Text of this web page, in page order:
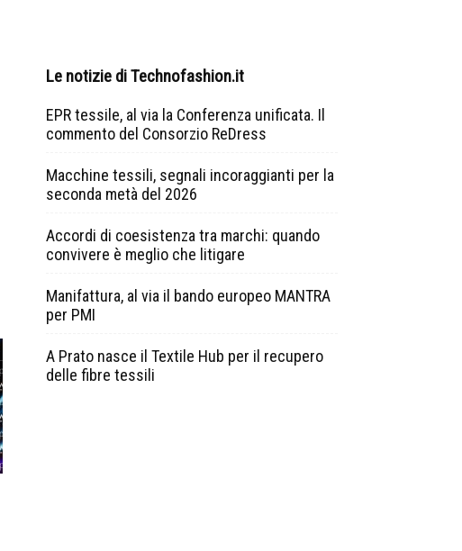
Le notizie di Technofashion.it
EPR tessile, al via la Conferenza unificata. Il
commento del Consorzio ReDress
Macchine tessili, segnali incoraggianti per la
seconda metà del 2026
Accordi di coesistenza tra marchi: quando
convivere è meglio che litigare
Manifattura, al via il bando europeo MANTRA
per PMI
A Prato nasce il Textile Hub per il recupero
delle fibre tessili